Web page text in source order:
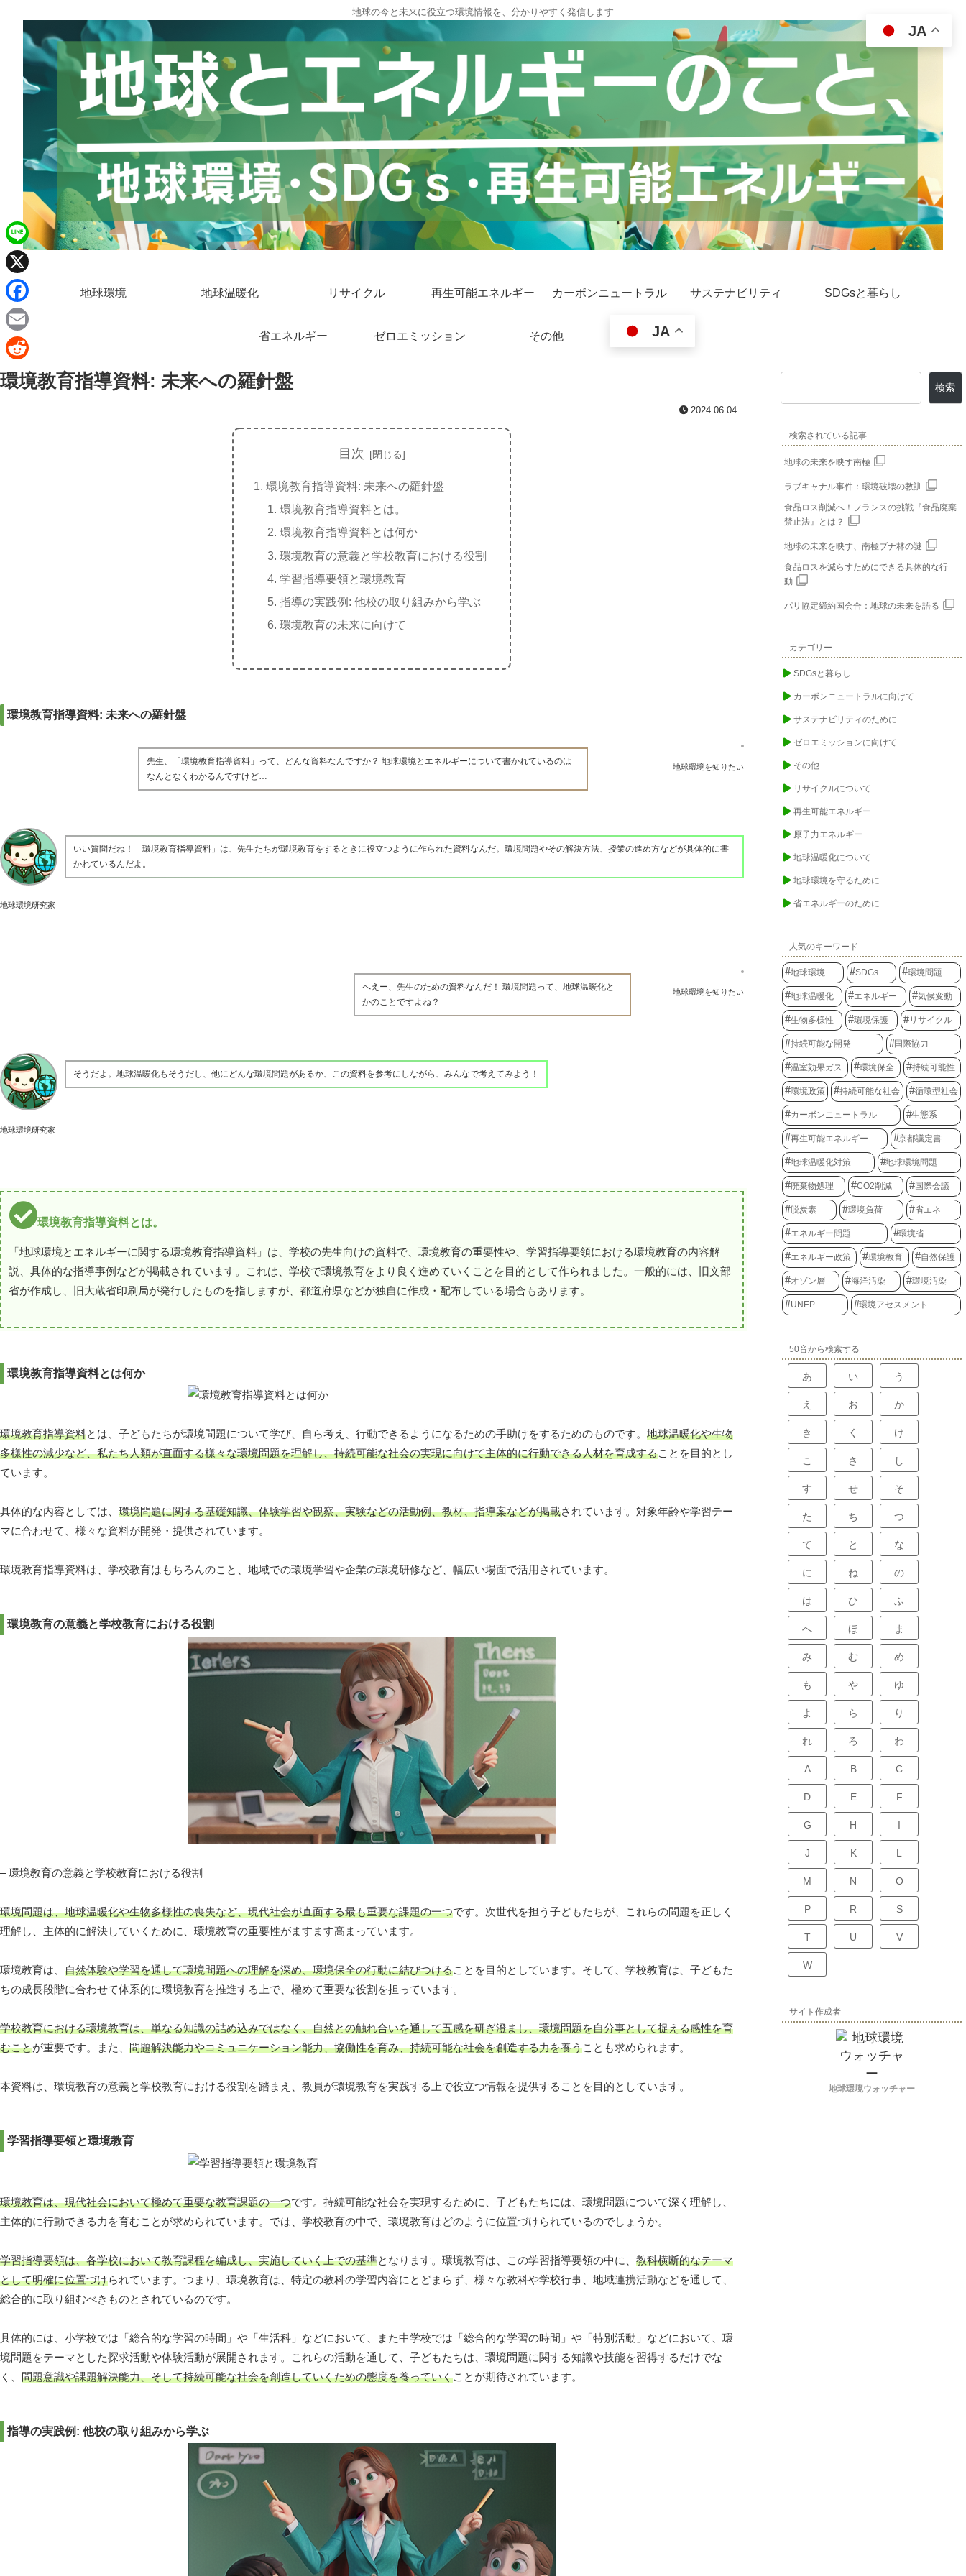
地球の今と未来に役立つ環境情報を、分かりやすく発信します
地球環境 地球温暖化 リサイクル 再生可能エネルギー カーボンニュートラル サステナビリティ SDGsと暮らし
省エネルギー ゼロエミッション その他 JA
環境教育指導資料: 未来への羅針盤
2024.06.04
目次
環境教育指導資料: 未来への羅針盤
環境教育指導資料とは。
環境教育指導資料とは何か
環境教育の意義と学校教育における役割
学習指導要領と環境教育
指導の実践例: 他校の取り組みから学ぶ
環境教育の未来に向けて
環境教育指導資料: 未来への羅針盤
地球環境を知りたい
先生、「環境教育指導資料」って、どんな資料なんですか？ 地球環境とエネルギーについて書かれているのは
なんとなくわかるんですけど…
地球環境研究家
いい質問だね！「環境教育指導資料」は、先生たちが環境教育をするときに役立つように作られた資料なんだ。環境問題やその解決方法、授業の進め方などが具体的に書
かれているんだよ。
地球環境を知りたい
へえー、先生のための資料なんだ！ 環境問題って、地球温暖化と
かのことですよね？
地球環境研究家
そうだよ。地球温暖化もそうだし、他にどんな環境問題があるか、この資料を参考にしながら、みんなで考えてみよう！
環境教育指導資料とは。
「地球環境とエネルギーに関する環境教育指導資料」は、学校の先生向けの資料で、環境教育の重要性や、学習指導要領における環境教育の内容解
説、具体的な指導事例などが掲載されています。これは、学校で環境教育をより良く進めていくことを目的として作られました。一般的には、旧文部
省が作成し、旧大蔵省印刷局が発行したものを指しますが、都道府県などが独自に作成・配布している場合もあります。
環境教育指導資料とは何か
環境教育指導資料とは、子どもたちが環境問題について学び、自ら考え、行動できるようになるための手助けをするためのものです。 地球温暖化や生物
多様性の減少など、私たち人類が直面する様々な環境問題を理解し、持続可能な社会の実現に向けて主体的に行動できる人材を育成することを目的とし
ています。
具体的な内容としては、 環境問題に関する基礎知識、体験学習や観察、実験などの活動例、教材、指導案などが掲載されています。対象年齢や学習テー
マに合わせて、様々な資料が開発・提供されています。
環境教育指導資料は、学校教育はもちろんのこと、地域での環境学習や企業の環境研修など、幅広い場面で活用されています。
環境教育の意義と学校教育における役割
– 環境教育の意義と学校教育における役割
環境問題は、地球温暖化や生物多様性の喪失など、現代社会が直面する最も重要な課題の一つです。次世代を担う子どもたちが、これらの問題を正しく
理解し、主体的に解決していくために、環境教育の重要性がますます高まっています。
環境教育は、 自然体験や学習を通して環境問題への理解を深め、環境保全の行動に結びつけることを目的としています。そして、学校教育は、子どもた
ちの成長段階に合わせて体系的に環境教育を推進する上で、極めて重要な役割を担っています。
学校教育における環境教育は、単なる知識の詰め込みではなく、自然との触れ合いを通して五感を研ぎ澄まし、環境問題を自分事として捉える感性を育
むことが重要です。また、 問題解決能力やコミュニケーション能力、協働性を育み、持続可能な社会を創造する力を養うことも求められます。
本資料は、環境教育の意義と学校教育における役割を踏まえ、教員が環境教育を実践する上で役立つ情報を提供することを目的としています。
学習指導要領と環境教育
環境教育は、現代社会において極めて重要な教育課題の一つです。持続可能な社会を実現するために、子どもたちには、環境問題について深く理解し、
主体的に行動できる力を育むことが求められています。では、学校教育の中で、環境教育はどのように位置づけられているのでしょうか。
学習指導要領は、各学校において教育課程を編成し、実施していく上での基準となります。環境教育は、この学習指導要領の中に、 教科横断的なテーマ
として明確に位置づけられています。つまり、環境教育は、特定の教科の学習内容にとどまらず、様々な教科や学校行事、地域連携活動などを通して、
総合的に取り組むべきものとされているのです。
具体的には、小学校では「総合的な学習の時間」や「生活科」などにおいて、また中学校では「総合的な学習の時間」や「特別活動」などにおいて、環
境問題をテーマとした探求活動や体験活動が展開されます。これらの活動を通して、子どもたちは、環境問題に関する知識や技能を習得するだけでな
く、 問題意識や課題解決能力、そして持続可能な社会を創造していくための態度を養っていくことが期待されています。
指導の実践例: 他校の取り組みから学ぶ
検索
検索されている記事
地球の未来を映す南極
ラブキャナル事件：環境破壊の教訓
食品ロス削減へ！フランスの挑戦『食品廃棄
禁止法』とは？
地球の未来を映す、南極ブナ林の謎
食品ロスを減らすためにできる具体的な行
動
パリ協定締約国会合：地球の未来を語る
カテゴリー
SDGsと暮らし
カーボンニュートラルに向けて
サステナビリティのために
ゼロエミッションに向けて
その他
リサイクルについて
再生可能エネルギー
原子力エネルギー
地球温暖化について
地球環境を守るために
省エネルギーのために
人気のキーワード
地球環境 SDGs 環境問題
地球温暖化 エネルギー 気候変動
生物多様性 環境保護 リサイクル
持続可能な開発 国際協力
温室効果ガス 環境保全 持続可能性
環境政策 持続可能な社会 循環型社会
カーボンニュートラル 生態系
再生可能エネルギー 京都議定書
地球温暖化対策 地球環境問題
廃棄物処理 CO2削減 国際会議
脱炭素 環境負荷 省エネ
エネルギー問題 環境省
エネルギー政策 環境教育 自然保護
オゾン層 海洋汚染 環境汚染
UNEP 環境アセスメント
50音から検索する
あ い う
え お か
き く け
こ さ し
す せ そ
た ち つ
て と な
に ね の
は ひ ふ
へ ほ ま
み む め
も や ゆ
よ ら り
れ ろ わ
A B C
D E F
G H I
J K L
M N O
P R S
T U V
W
サイト作成者
地球環境ウォッチャー
L
n
e
X
F
a
c
e
E
a
R
e
JA